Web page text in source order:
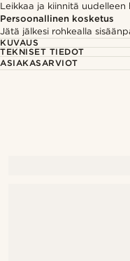
Leikkaa ja kiinnitä
Persoonallinen kosketus
Jätä jälkesi rohkealla
KUVAUS
TEKNISET TIEDOT
ASIAKASARVIOT